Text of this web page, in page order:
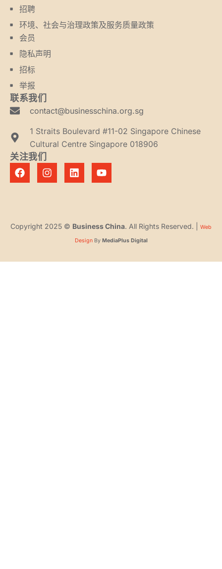
招聘
环境、社会与治理政策及服务质量政策
会员
隐私声明
招标
举报
联系我们
contact@businesschina.org.sg
1 Straits Boulevard #11-02 Singapore Chinese
Cultural Centre Singapore 018906
关注我们
Copyright 2025 © Business China. All Rights Reserved. | Web
DesignBy MediaPlus Digital